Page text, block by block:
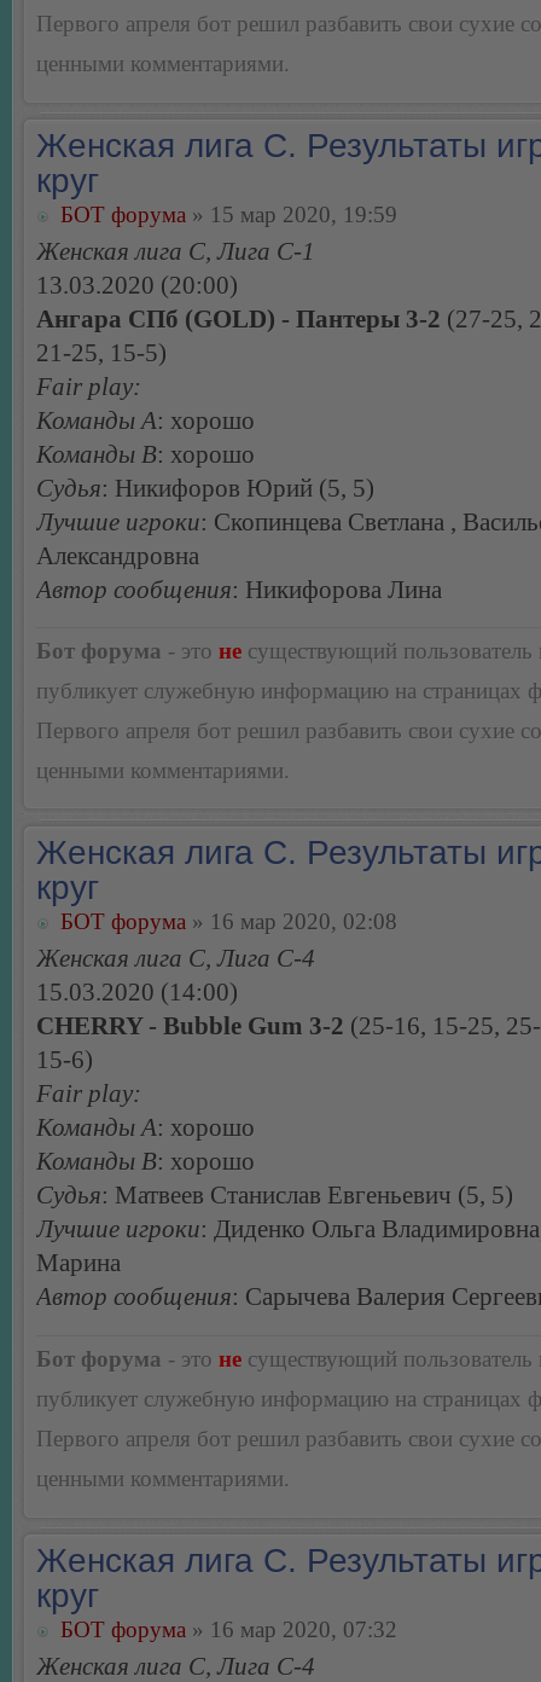
Первого апреля бот решил разбавить свои сухие
ценными комментариями.
Женская лига С. Результаты
круг
БОТ форума » 15 мар 2020, 19:59
Женская лига С, Лига С-1
13.03.2020 (20:00)
Ангара СПб (GOLD) - Пантеры 3-2 (27-25,
21-25, 15-5)
Fair play:
Команды А: хорошо
Команды В: хорошо
Судья: Никифоров Юрий (5, 5)
Лучшие игроки: Скопинцева Светлана ,
Александровна
Автор сообщения: Никифорова Лина
Бот форума - это не существующий пользователь
публикует служебную информацию на страницах
Первого апреля бот решил разбавить свои сухие
ценными комментариями.
Женская лига С. Результаты
круг
БОТ форума » 16 мар 2020, 02:08
Женская лига С, Лига С-4
15.03.2020 (14:00)
CHERRY - Bubble Gum 3-2 (25-16, 15-25,
15-6)
Fair play:
Команды А: хорошо
Команды В: хорошо
Судья: Матвеев Станислав Евгеньевич (5, 5)
Лучшие игроки: Диденко Ольга
Марина
Автор сообщения: Сарычева Валерия
Бот форума - это не существующий пользователь
публикует служебную информацию на страницах
Первого апреля бот решил разбавить свои сухие
ценными комментариями.
Женская лига С. Результаты
круг
БОТ форума » 16 мар 2020, 07:32
Женская лига С, Лига С-4